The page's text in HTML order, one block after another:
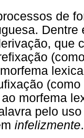
de
que
morfema
pelo
infelizmente.